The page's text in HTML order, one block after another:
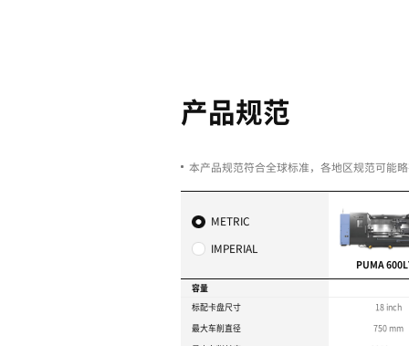
加工范围和
PUMA
系列是加工
最大车削长度：5m
适用于大型零件的重型